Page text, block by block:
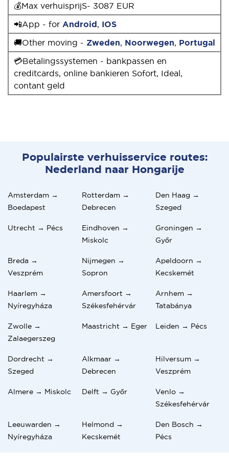
💰Max verhuisprijS- 3087 EUR
📲App - for Android, IOS
🚚Other moving - Zweden, Noorwegen, Portugal
💳Betalingssystemen - bankpassen en
creditcards, online bankieren Sofort, Ideal,
contant geld
Populairste verhuisservice routes:
Nederland naar Hongarije
Amsterdam →
Boedapest
Rotterdam →
Debrecen
Den Haag →
Szeged
Utrecht → Pécs
Eindhoven →
Miskolc
Groningen →
Győr
Breda →
Veszprém
Nijmegen →
Sopron
Apeldoorn →
Kecskemét
Haarlem →
Nyíregyháza
Amersfoort →
Székesfehérvár
Arnhem →
Tatabánya
Zwolle →
Zalaegerszeg
Maastricht → Eger Leiden → Pécs
Dordrecht →
Szeged
Alkmaar →
Debrecen
Hilversum →
Veszprém
Almere → Miskolc Delft → Győr
Venlo →
Székesfehérvár
Leeuwarden →
Nyíregyháza
Helmond →
Kecskemét
Den Bosch →
Pécs